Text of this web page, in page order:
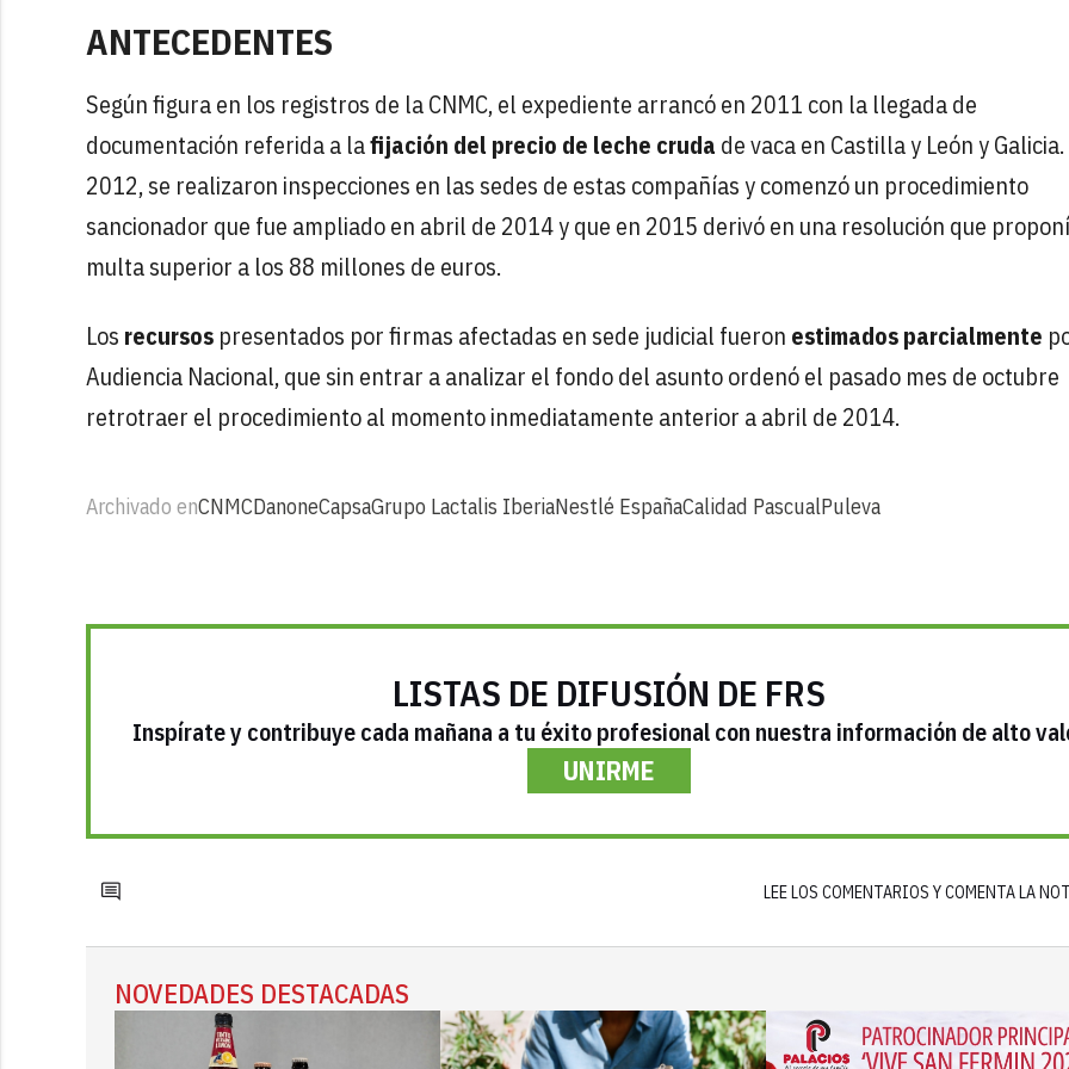
ANTECEDENTES
Según figura en los registros de la CNMC, el expediente arrancó en 2011 con la llegada de
documentación referida a lafijación del precio de leche cruda de vaca en Castilla y León y Galicia.
2012, se realizaron inspecciones en las sedes de estas compañías y comenzó un procedimiento
sancionador que fue ampliado en abril de 2014 y que en 2015 derivó en una resolución que
multa superior a los 88 millones de euros.
Los recursos presentados por firmas afectadas en sede judicial fueron estimados parcialmente
Audiencia Nacional, que sin entrar a analizar el fondo del asunto ordenó el pasado mes de octubre
retrotraer el procedimiento al momento inmediatamente anterior a abril de 2014.
Archivado enCNMCDanoneCapsaGrupo Lactalis IberiaNestlé EspañaCalidad PascualPuleva
LISTAS DE DIFUSIÓN DE FRS
Inspírate y contribuye cada mañana a tu éxito profesional con nuestra información de alto
UNIRME
LEE LOS COMENTARIOS Y COMENTA LA
NOVEDADES DESTACADAS